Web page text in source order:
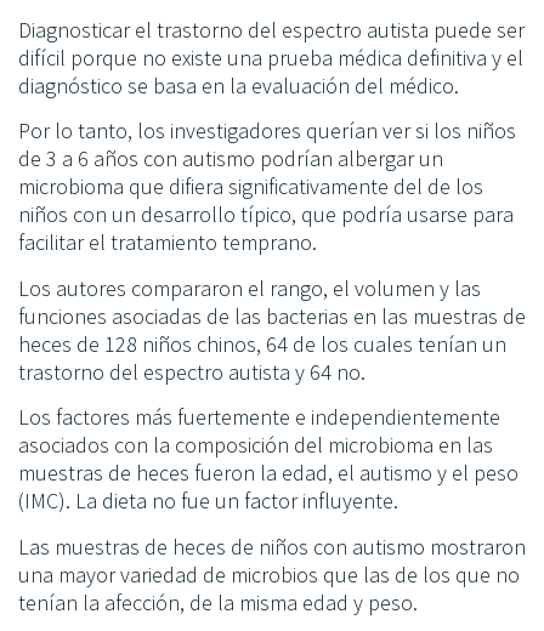
Diagnosticar el trastorno del espectro autista puede ser
difícil porque no existe una prueba médica definitiva y el
diagnóstico se basa en la evaluación del médico.
Por lo tanto, los investigadores querían ver si los niños
de 3 a 6 años con autismo podrían albergar un
microbioma que difiera significativamente del de los
niños con un desarrollo típico, que podría usarse para
facilitar el tratamiento temprano.
Los autores compararon el rango, el volumen y las
funciones asociadas de las bacterias en las muestras de
heces de 128 niños chinos, 64 de los cuales tenían un
trastorno del espectro autista y 64 no.
Los factores más fuertemente e independientemente
asociados con la composición del microbioma en las
muestras de heces fueron la edad, el autismo y el peso
(IMC). La dieta no fue un factor influyente.
Las muestras de heces de niños con autismo mostraron
una mayor variedad de microbios que las de los que no
tenían la afección, de la misma edad y peso.